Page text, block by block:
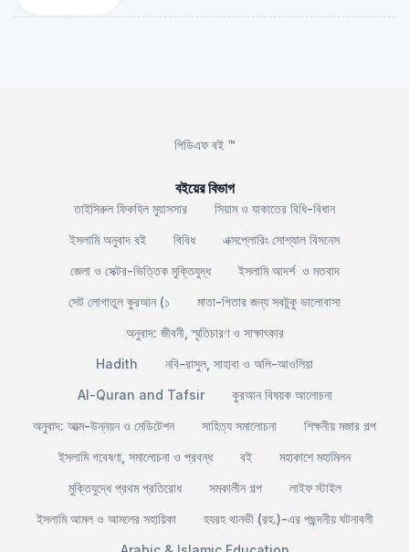
পিডিএফ বই ™
বইয়ের বিভাগ
তাইসিরুল ফিকহিল মুয়াসসার
সিয়াম ও যাকাতের বিধি-বিধান
ইসলামি অনুবাদ বই
বিবিধ
এক্সপ্লোরিং সোশ্যাল বিসনেস
জেলা ও সেক্টর-ভিত্তিক মুক্তিযুদ্ধ
ইসলামি আদর্শ ও মতবাদ
সেট লোগাতুল কুরআন (১
মাতা-পিতার জন্য সবটুকু ভালোবাসা
অনুবাদ: জীবনী, স্মৃতিচারণ ও সাক্ষাৎকার
Hadith
নবি-রাসুল, সাহাবা ও অলি-আওলিয়া
Al-Quran and Tafsir
কুরআন বিষয়ক আলোচনা
অনুবাদ: আত্ম-উন্নয়ন ও মেডিটেশন
সাহিত্য সমালোচনা
শিক্ষনীয় মজার গল্প
ইসলামি গবেষণা, সমালোচনা ও প্রবন্ধ
বই
মহাকাশে মহামিলন
মুক্তিযুদ্ধে প্রথম প্রতিরোধ
সমকালীন গল্প
লাইফ স্টাইল
ইসলামি আমল ও আমলের সহায়িকা
হযরহ থানভী (রহ.)-এর পছন্দনীয় ঘটনাবলী